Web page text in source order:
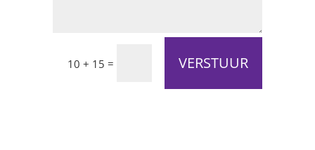
10 + 15 = VERSTUUR